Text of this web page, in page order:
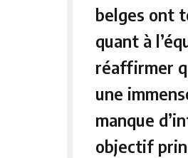
belges ont
quant à
réaffirmer
une
manque
objectif